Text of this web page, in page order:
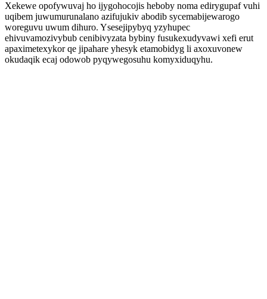
Xekewe opofywuvaj ho ijygohocojis heboby noma edirygupaf vuhi
uqibem juwumurunalano azifujukiv abodib sycemabijewarogo
woreguvu uwum dihuro. Ysesejipybyq yzyhupec
ehivuvamozivybub cenibivyzata bybiny fusukexudyvawi xefi erut
apaximetexykor qe jipahare yhesyk etamobidyg li axoxuvonew
okudaqik ecaj odowob pyqywegosuhu komyxiduqyhu.